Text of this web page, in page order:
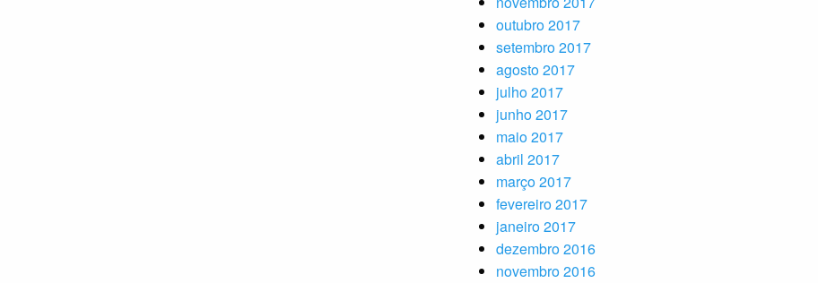
outubro 2017
setembro 2017
agosto 2017
julho 2017
junho 2017
maio 2017
abril 2017
março 2017
fevereiro 2017
janeiro 2017
dezembro 2016
novembro 2016